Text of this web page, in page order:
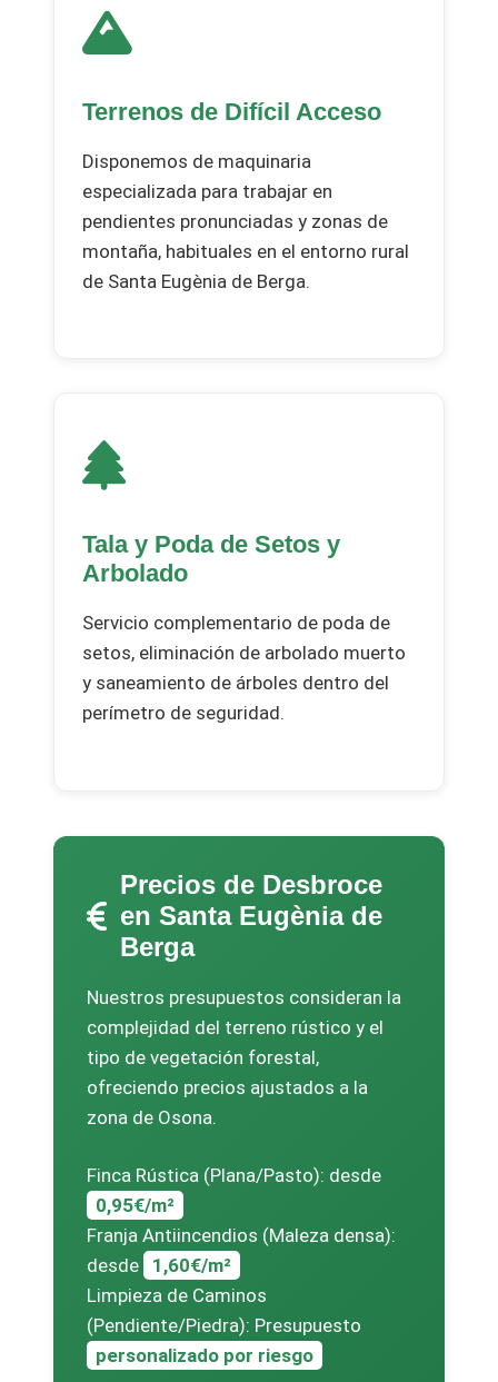
Terrenos de Difícil Acceso
Disponemos de maquinaria
especializada para trabajar en
pendientes pronunciadas y zonas de
montaña, habituales en el entorno rural
de Santa Eugènia de Berga.
Tala y Poda de Setos y
Arbolado
Servicio complementario de poda de
setos, eliminación de arbolado muerto
y saneamiento de árboles dentro del
perímetro de seguridad.
Precios de Desbroce
en Santa Eugènia de
Berga
Nuestros presupuestos consideran la
complejidad del terreno rústico y el
tipo de vegetación forestal,
ofreciendo precios ajustados a la
zona de Osona.
Finca Rústica (Plana/Pasto): desde
0,95€/m²
Franja Antiincendios (Maleza densa):
desde
1,60€/m²
Limpieza de Caminos
(Pendiente/Piedra): Presupuesto
personalizado por riesgo